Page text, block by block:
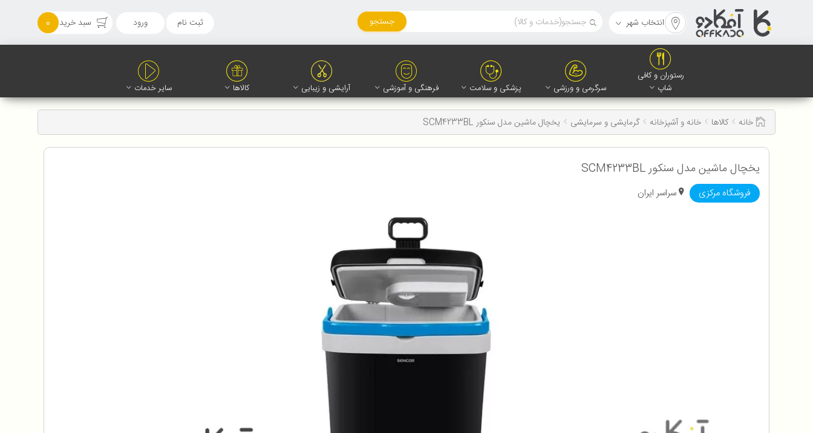
انتخاب شهر جستجو ثبت نام ورود سبد خرید 0
رستوران و کافی
شاپ
سرگرمی و ورزشی پزشکی و سلامت فرهنگی و آموزشی آرایشی و زیبایی کالاها سایر خدمات
خانه کالاها خانه و آشپزخانه گرمایشی و سرمایشی یخچال ماشین مدل سنکور SCM4233BL
یخچال ماشین مدل سنکور SCM4233BL
فروشگاه مرکزی سراسر ایران